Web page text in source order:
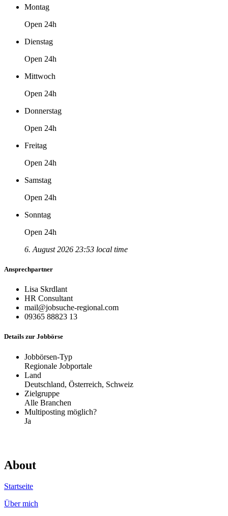
Montag
Open 24h
Dienstag
Open 24h
Mittwoch
Open 24h
Donnerstag
Open 24h
Freitag
Open 24h
Samstag
Open 24h
Sonntag
Open 24h
6. August 2026 23:53 local time
Ansprechpartner
Lisa Skrdlant
HR Consultant
mail@jobsuche-regional.com
09365 88823 13
Details zur Jobbörse
Jobbörsen-Typ
Regionale Jobportale
Land
Deutschland, Österreich, Schweiz
Zielgruppe
Alle Branchen
Multiposting möglich?
Ja
About
Startseite
Über mich